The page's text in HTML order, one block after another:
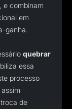
, e combinam
em
ganha.
quebrar
essa
processo
de